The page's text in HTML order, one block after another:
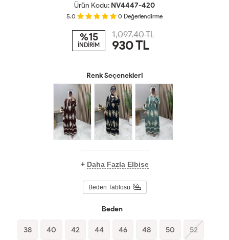
Ürün Kodu: NV4447-420
5.0 0 Değerlendirme
%15
İNDİRİM
1,097.40 TL
930TL
Renk Seçenekleri
+ Daha Fazla Elbise
Beden Tablosu
Beden
38 40 42 44 46 48 50 52